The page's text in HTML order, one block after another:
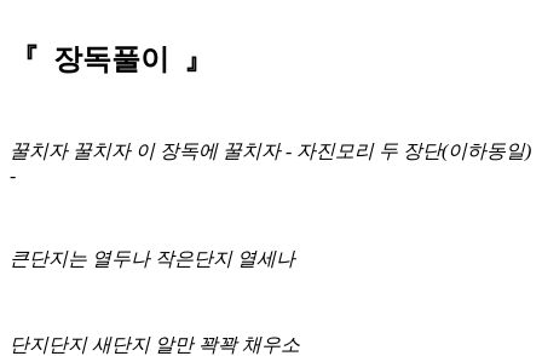
『 장독풀이 』
꿀치자 꿀치자 이 장독에 꿀치자 - 자진모리 두 장단(이하동일)
-
큰단지는 열두나 작은단지 열세나
단지단지 새단지 알만 꽉꽉 채우소